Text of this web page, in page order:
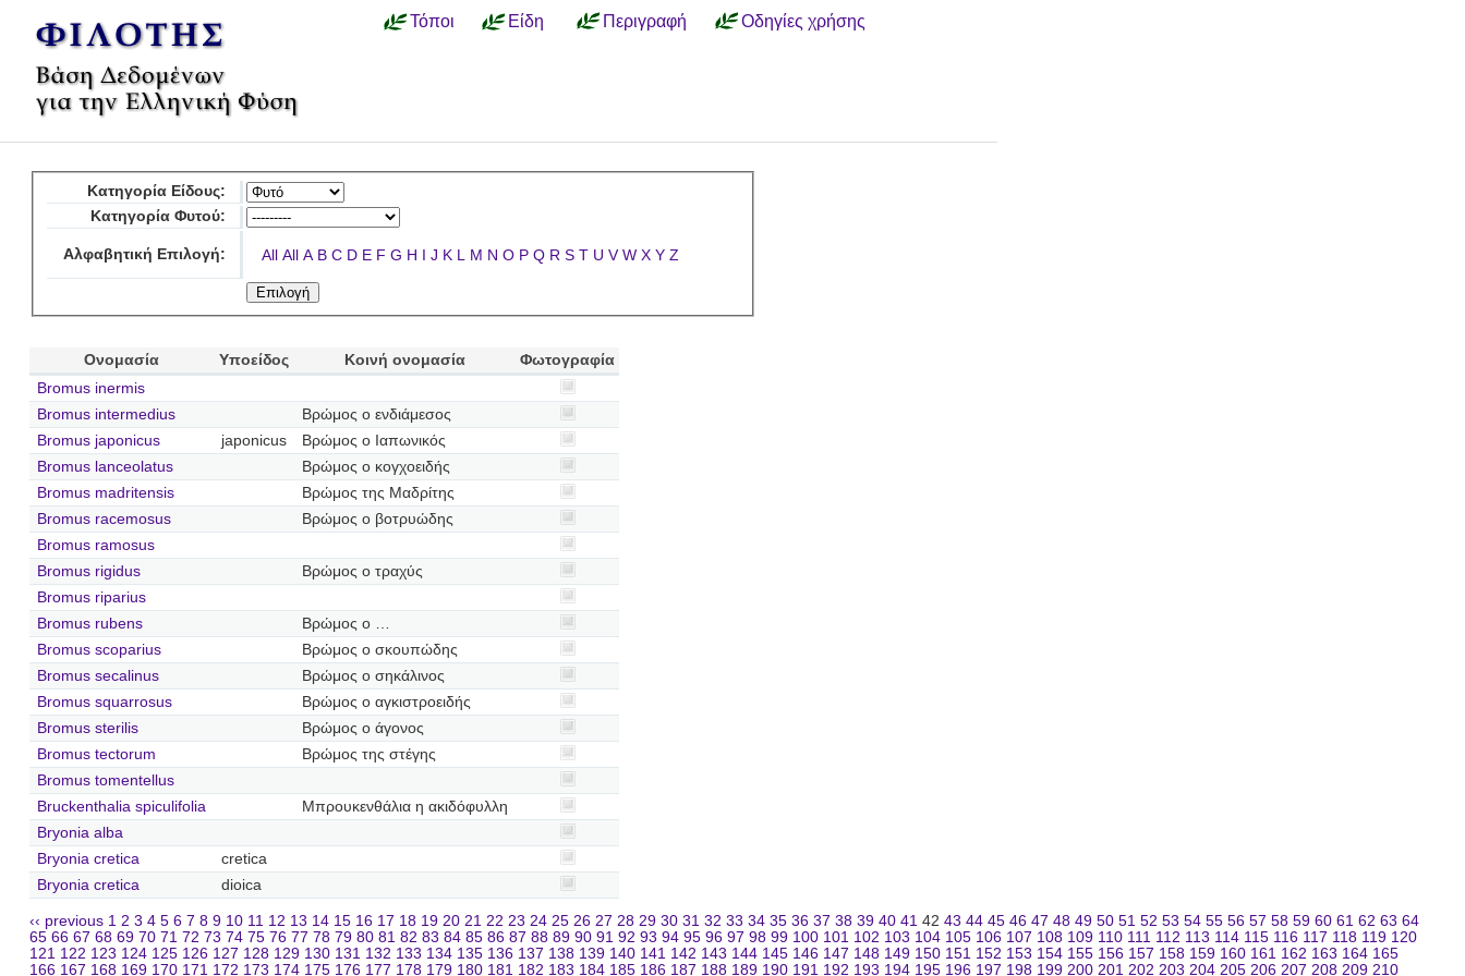
Τόποι Είδη Περιγραφή Οδηγίες χρήσης
Κατηγορία Είδους:
Κατηγορία Φυτού:
Αλφαβητική Επιλογή: All All A B C D E F G H I J K L M N O P Q R S T U V W X Y Z
Ονομασία Υποείδος Κοινή ονομασία
Φωτογραφία
Bromus inermis
Bromus intermedius
Βρώμος ο ενδιάμεσος
Bromus japonicus
japonicus
Βρώμος ο Ιαπωνικός
Bromus lanceolatus
Βρώμος ο κογχοειδής
Bromus madritensis
Βρώμος της Μαδρίτης
Bromus racemosus
Βρώμος ο βοτρυώδης
Bromus ramosus
Bromus rigidus
Βρώμος ο τραχύς
Bromus riparius
Bromus rubens
Βρώμος ο …
Bromus scoparius
Βρώμος ο σκουπώδης
Bromus secalinus
Βρώμος ο σηκάλινος
Bromus squarrosus
Βρώμος ο αγκιστροειδής
Bromus sterilis
Βρώμος ο άγονος
Bromus tectorum
Βρώμος της στέγης
Bromus tomentellus
Bruckenthalia spiculifolia
Μπρουκενθάλια η ακιδόφυλλη
Bryonia alba
Bryonia cretica
cretica
Bryonia cretica
dioica
‹‹ previous 1 2 3 4 5 6 7 8 9 10 11 12 13 14 15 16 17 18 19 20 21 22 23 24 25 26 27 28 29 30 31 32 33 34 35 36 37 38 39 40 41 42 43 44 45 46 47 48 49 50 51 52 53 54 55 56 57 58 59 60 61 62 63 64
65 66 67 68 69 70 71 72 73 74 75 76 77 78 79 80 81 82 83 84 85 86 87 88 89 90 91 92 93 94 95 96 97 98 99 100 101 102 103 104 105 106 107 108 109 110 111 112 113 114 115 116 117 118 119 120
121 122 123 124 125 126 127 128 129 130 131 132 133 134 135 136 137 138 139 140 141 142 143 144 145 146 147 148 149 150 151 152 153 154 155 156 157 158 159 160 161 162 163 164 165
166 167 168 169 170 171 172 173 174 175 176 177 178 179 180 181 182 183 184 185 186 187 188 189 190 191 192 193 194 195 196 197 198 199 200 201 202 203 204 205 206 207 208 209 210